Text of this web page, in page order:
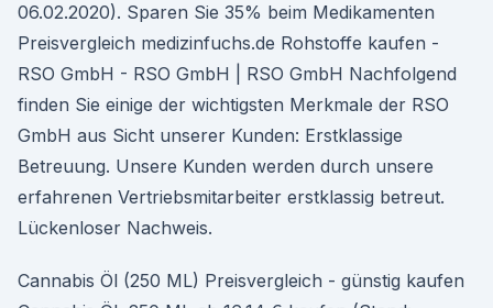
06.02.2020). Sparen Sie 35% beim Medikamenten
Preisvergleich medizinfuchs.de Rohstoffe kaufen -
RSO GmbH - RSO GmbH | RSO GmbH Nachfolgend
finden Sie einige der wichtigsten Merkmale der RSO
GmbH aus Sicht unserer Kunden: Erstklassige
Betreuung. Unsere Kunden werden durch unsere
erfahrenen Vertriebsmitarbeiter erstklassig betreut.
Lückenloser Nachweis.
Cannabis Öl (250 ML) Preisvergleich - günstig kaufen